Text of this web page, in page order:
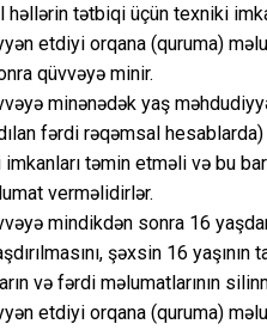
həllərin tətbiqi üçün texniki
etdiyi orqana (quruma)
qüvvəyə minir.
minənədək yaş
fərdi rəqəmsal
təmin etməli və bu
verməlidirlər.
mindikdən sonra 16
şəxsin 16
və fərdi məlumatlarının
etdiyi orqana (quruma)